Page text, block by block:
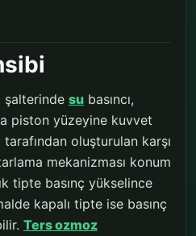
şalterinde su basıncı,
piston yüzeyine kuvvet
oluşturulan karşı
mekanizması konum
tipte basınç yükselince
kapalı tipte ise basınç
Ters ozmoz